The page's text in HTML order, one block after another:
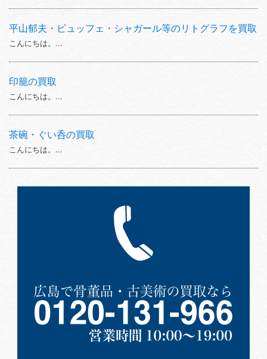
平山郁夫・ビュッフェ・シャガール等のリトグラフを買取
こんにちは。...
印籠の買取
こんにちは。...
茶碗・ぐい呑の買取
こんにちは。...